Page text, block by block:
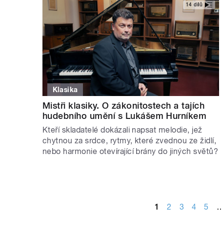
14 dílů
Klasika
Mistři klasiky. O zákonitostech a tajích
hudebního umění s Lukášem Hurníkem
Kteří skladatelé dokázali napsat melodie, jež
chytnou za srdce, rytmy, které zvednou ze židlí,
nebo harmonie otevírající brány do jiných světů?
1 2 3 4 5